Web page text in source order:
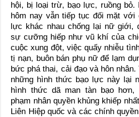
hội, bị loại trừ, bạo lực, ruồng bỏ.
hôm nay vẫn tiếp tục đối mặt với
lực khác nhau chống lại nữ giới,
sự cưỡng hiếp như vũ khí của
cuộc xung đột, việc quấy nhiễu
tị nạn, buôn bán phụ nữ để lạm
bức phá thai, cải đạo và hôn
những hình thức bạo lực này lại
hình thức dã man tàn bạo hơn,
phạm nhân quyền khủng khiếp
Liên Hiệp quốc và các chính